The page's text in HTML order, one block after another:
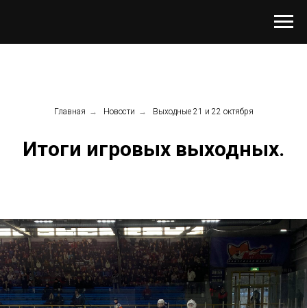
Главная → Новости → Выходные 21 и 22 октября
Итоги игровых выходных.